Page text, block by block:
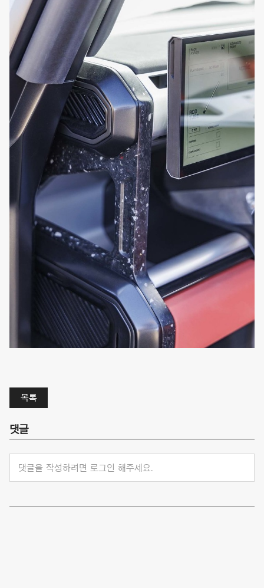
목록
댓글
댓글을 작성하려면 로그인 해주세요.